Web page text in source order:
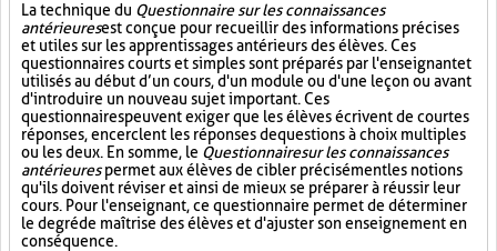
La technique du Questionnaire sur les connaissances
antérieuresest conçue pour recueillir des informations précises
et utiles sur les apprentissages antérieurs des élèves. Ces
questionnaires courts et simples sont préparés par l'enseignant et
utilisés au début d’un cours, d'un module ou d'une leçon ou avant
d'introduire un nouveau sujet important. Ces
questionnaires peuvent exiger que les élèves écrivent de courtes
réponses, encerclent les réponses de questions à choix multiples
ou les deux. En somme, le Questionnaire sur les connaissances
antérieurespermet aux élèves de cibler précisément les notions
qu'ils doivent réviser et ainsi de mieux se préparer à réussir leur
cours. Pour l'enseignant, ce questionnaire permet de déterminer
le degré de maîtrise des élèves et d'ajuster son enseignement en
conséquence.